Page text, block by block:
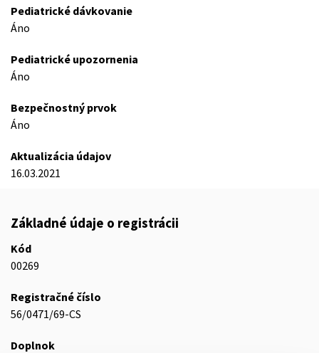
Pediatrické dávkovanie
Áno
Pediatrické upozornenia
Áno
Bezpečnostný prvok
Áno
Aktualizácia údajov
16.03.2021
Základné údaje o registrácii
Kód
00269
Registračné číslo
56/0471/69-CS
Doplnok